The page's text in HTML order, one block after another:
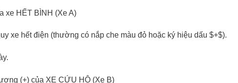
xe HẾT BÌNH (Xe A)
xe hết điện (thường có nắp che màu đỏ hoặc ký hiệu dấu $+$).
(+) của XE CỨU HỘ (Xe B)